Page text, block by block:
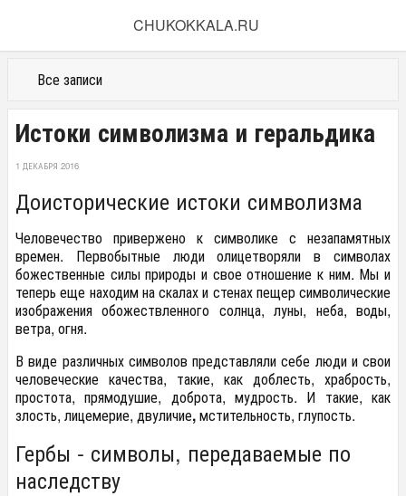
CHUKOKKALA.RU
Все записи
Истоки символизма и геральдика
1 ДЕКАБРЯ 2016
Доисторические истоки символизма
Человечество привержено к символике с незапамятных
времен. Пер­вобытные люди олицетворяли в символах
божественные силы природы и свое отношение к ним. Мы и
теперь еще находим на скалах и сте­нах пещер символические
изображения обожествленного солнца, луны, неба, воды,
ветра, огня.
В виде различных символов представляли себе люди и свои
челове­ческие качества, такие, как доблесть, храбрость,
простота, прямоду­шие, доброта, мудрость. И такие, как
злость, лицемерие, двуличие,мстительность, глупость.
Гербы - символы, передаваемые по
наследству